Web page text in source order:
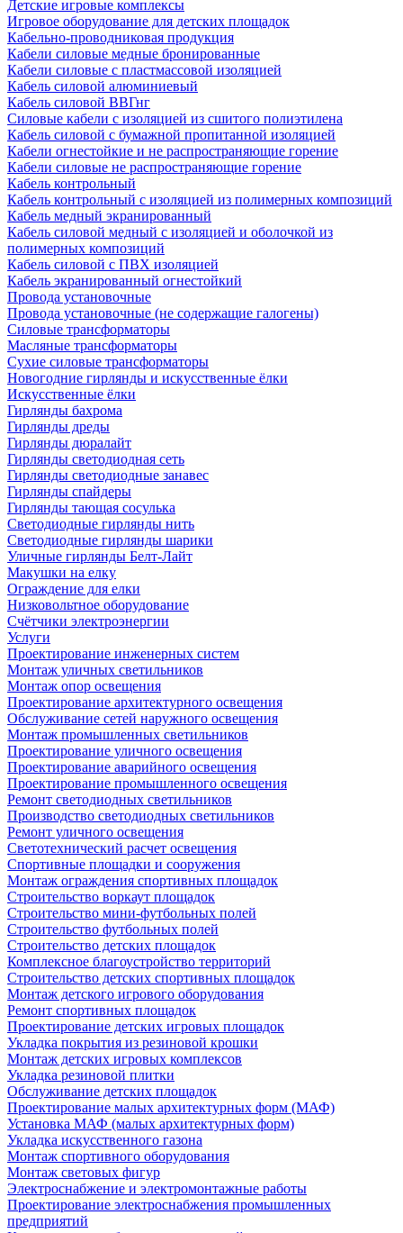
Детские игровые комплексы
Игровое оборудование для детских площадок
Кабельно-проводниковая продукция
Кабели силовые медные бронированные
Кабели силовые с пластмассовой изоляцией
Кабель силовой алюминиевый
Кабель силовой ВВГнг
Силовые кабели с изоляцией из сшитого полиэтилена
Кабель силовой с бумажной пропитанной изоляцией
Кабели огнестойкие и не распространяющие горение
Кабели силовые не распространяющие горение
Кабель контрольный
Кабель контрольный с изоляцией из полимерных композиций
Кабель медный экранированный
Кабель силовой медный с изоляцией и оболочкой из
полимерных композиций
Кабель силовой с ПВХ изоляцией
Кабель экранированный огнестойкий
Провода установочные
Провода установочные (не содержащие галогены)
Силовые трансформаторы
Масляные трансформаторы
Сухие силовые трансформаторы
Новогодние гирлянды и искусственные ёлки
Искусственные ёлки
Гирлянды бахрома
Гирлянды дреды
Гирлянды дюралайт
Гирлянды светодиодная сеть
Гирлянды светодиодные занавес
Гирлянды спайдеры
Гирлянды тающая сосулька
Светодиодные гирлянды нить
Светодиодные гирлянды шарики
Уличные гирлянды Белт-Лайт
Макушки на елку
Ограждение для елки
Низковольтное оборудование
Счётчики электроэнергии
Услуги
Проектирование инженерных систем
Монтаж уличных светильников
Монтаж опор освещения
Проектирование архитектурного освещения
Обслуживание сетей наружного освещения
Монтаж промышленных светильников
Проектирование уличного освещения
Проектирование аварийного освещения
Проектирование промышленного освещения
Ремонт светодиодных светильников
Производство светодиодных светильников
Ремонт уличного освещения
Светотехнический расчет освещения
Спортивные площадки и сооружения
Монтаж ограждения спортивных площадок
Строительство воркаут площадок
Строительство мини-футбольных полей
Строительство футбольных полей
Строительство детских площадок
Комплексное благоустройство территорий
Строительство детских спортивных площадок
Монтаж детского игрового оборудования
Ремонт спортивных площадок
Проектирование детских игровых площадок
Укладка покрытия из резиновой крошки
Монтаж детских игровых комплексов
Укладка резиновой плитки
Обслуживание детских площадок
Проектирование малых архитектурных форм (МАФ)
Установка МАФ (малых архитектурных форм)
Укладка искусственного газона
Монтаж спортивного оборудования
Монтаж световых фигур
Электроснабжение и электромонтажные работы
Проектирование электроснабжения промышленных
предприятий